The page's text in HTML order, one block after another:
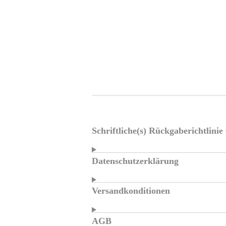
Schriftliche(s)
Datenschutzerklärung
Versandkonditionen
AGB